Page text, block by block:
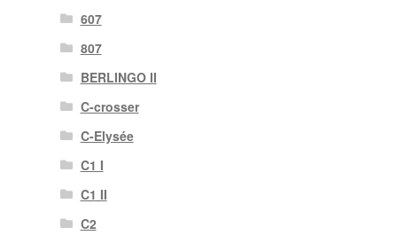
607
807
BERLINGO II
C-crosser
C-Elysée
C1 I
C1 II
C2